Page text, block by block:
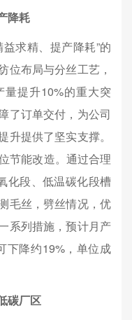
降耗
求精、提产降耗”的
位布局与分丝工艺，
量提升10%的重大突
了订单交付，为公司
提供了坚实支撑。
节能改造。通过合理
化段、低温碳化段槽
毛丝，劈丝情况，优
系列措施，预计月产
下降约19%，单位成
碳厂区